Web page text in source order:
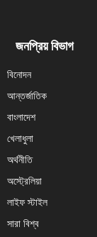
জনপ্রিয় বিভাগ
বিনোদন
আন্তর্জাতিক
বাংলাদেশ
খেলাধুলা
অর্থনীতি
অস্ট্রেলিয়া
লাইফ স্টাইল
সারা বিশ্ব